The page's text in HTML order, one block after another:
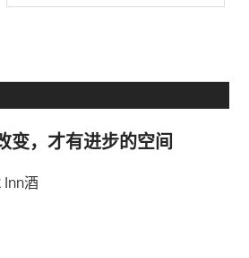
变，才有进步的空间
Inn酒